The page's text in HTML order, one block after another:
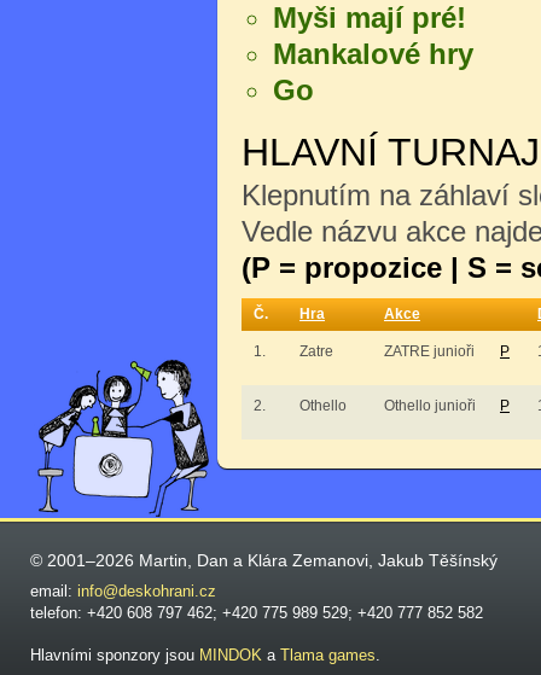
Myši mají pré!
Mankalové hry
Go
HLAVNÍ
Klepnutím na záhlaví
Vedle názvu akce
(P = propozice | S =
Č. Hra Akce
1. Zatre ZATRE junioři P
2. Othello Othello junioři P
© 2001–2026 Martin, Dan a Klára Zemanovi, Jakub Těšínský
email: info@deskohrani.cz
telefon: +420 608 797 462; +420 775 989 529; +420 777 852 582
Hlavními sponzory jsou MINDOK a Tlama games.